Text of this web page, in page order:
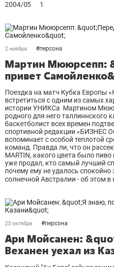
2004/05
1
2 ноября #персона
Мартин Мююрсепп:
привет
Поездка на матч Кубка Европы
встретиться с одним из самых
истории УНИКСа Мартином
родного для него таллиннского
баскетболист всех времен
спортивной редакции «БИЗНЕС
вспоминает с особой теплотой
команд. Правда ли, что он
МARTIN, какого цвета было пиво
уже продал, кто самый лучший
почему ему не удалось
солнечной Австралии - об этом
23 октября #персона
Ари Мойсанен:
Веханен уехал из